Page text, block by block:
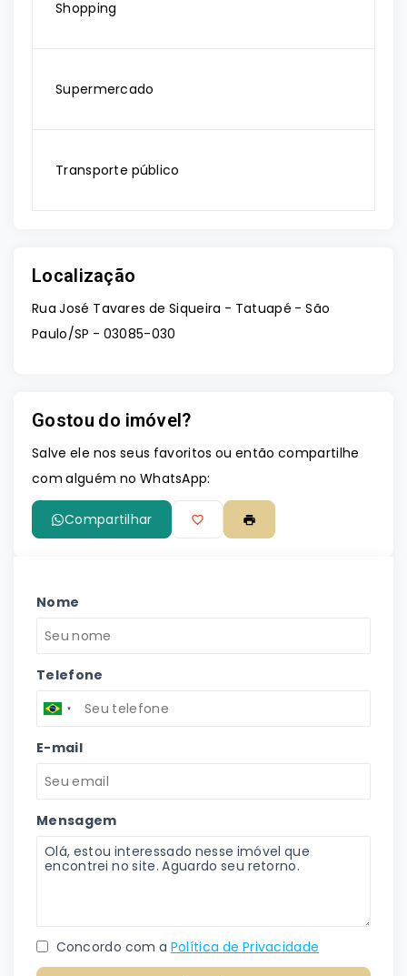
Shopping
Supermercado
Transporte público
Localização
Rua José Tavares de Siqueira - Tatuapé - São
Paulo/SP - 03085-030
Gostou do imóvel?
Salve ele nos seus favoritos ou então compartilhe
com alguém no WhatsApp:
Compartilhar
Nome
Telefone
E-mail
Mensagem
Concordo com a Política de Privacidade